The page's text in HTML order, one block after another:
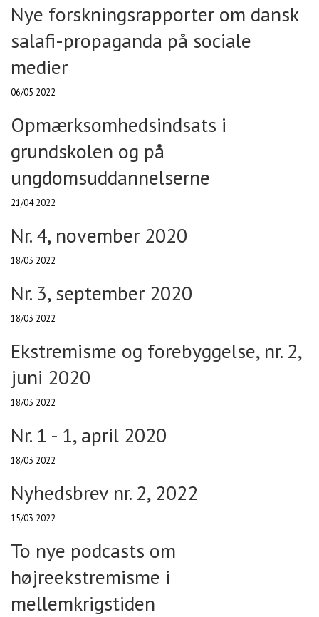
Nye forskningsrapporter om dansk
salafi-propaganda på sociale
medier
06/05 2022
Opmærksomhedsindsats i
grundskolen og på
ungdomsuddannelserne
21/04 2022
Nr. 4, november 2020
18/03 2022
Nr. 3, september 2020
18/03 2022
Ekstremisme og forebyggelse, nr. 2,
juni 2020
18/03 2022
Nr. 1 - 1, april 2020
18/03 2022
Nyhedsbrev nr. 2, 2022
15/03 2022
To nye podcasts om
højreekstremisme i
mellemkrigstiden